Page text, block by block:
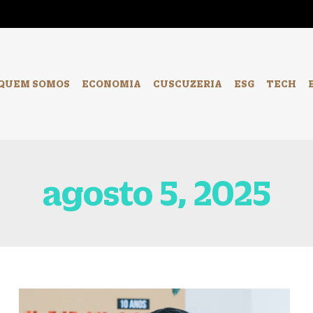
SOMOS ECONOMIA CUSCUZERIA ESG TECH
agosto 5, 2025